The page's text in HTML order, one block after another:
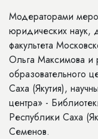
Модераторами
юридических наук,
факультета
Ольга Максимова и
образовательного
Саха (Якутия),
центра» -
Республики Саха
Семенов.